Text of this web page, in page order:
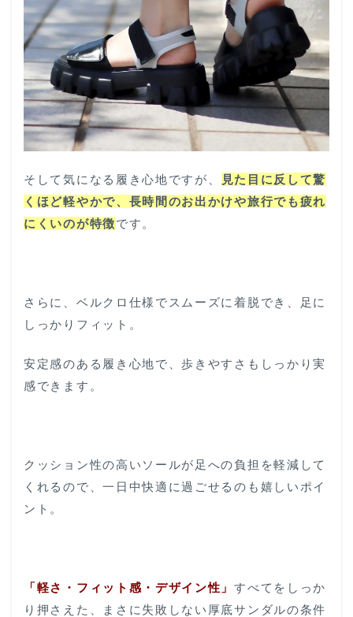
そして気になる履き心地ですが、
見た目に反して驚
くほど軽やかで、長時間のお出かけや旅行でも疲れ
にくいのが特徴です。
さらに、ベルクロ仕様でスムーズに着脱でき、足に
しっかりフィット。
安定感のある履き心地で、歩きやすさもしっかり実
感できます。
クッション性の高いソールが足への負担を軽減して
くれるので、一日中快適に過ごせるのも嬉しいポイ
ント。
「軽さ・フィット感・デザイン性」すべてをしっか
り押さえた、まさに失敗しない厚底サンダルの条件